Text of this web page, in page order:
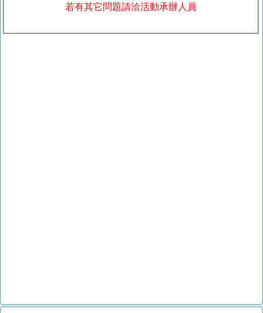
若有其它問題請洽活動承辦人員